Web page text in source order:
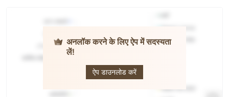
अनलॉक करने के लिए ऐप में सदस्यता
लें!
ऐप डाउनलोड करें